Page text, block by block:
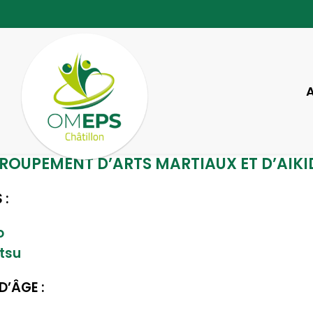
D’ARTS MARTIAUX ET
:
: